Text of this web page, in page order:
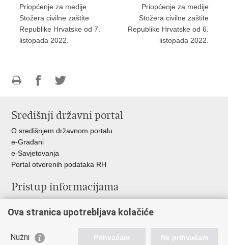
Priopćenje za medije
Stožera civilne zaštite
Republike Hrvatske od 7.
listopada 2022.
Priopćenje za medije
Stožera civilne zaštite
Republike Hrvatske od 6.
listopada 2022.
FacebookuTwitteru
Središnji državni portal
O središnjem državnom portalu
e-Građani
e-Savjetovanja
Portal otvorenih podataka RH
Pristup informacijama
Savjetovanje
Zapošljavanje
Ova stranica upotrebljava kolačiće
Nužni Prihvaćam Ne prihvaćam